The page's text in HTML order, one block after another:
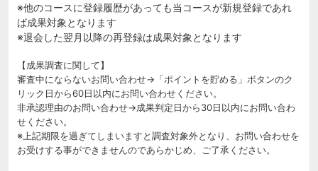
※他のコースに登録履歴があっても当コースが新規登録であれ
ば成果対象となります
※退会した翌月以降の再登録は成果対象となります
【成果調査に関して】
審査中にならないお問い合わせ→「ポイントを貯める」ボタンのク
リック日から60日以内にお問い合わせください。
非承認理由のお問い合わせ→成果判定日から30日以内にお問い合わ
せください。
※上記期限を過ぎてしまいますと調査対象外となり、お問い合わせを
お受けする事ができませんのであらかじめ、ご了承ください。